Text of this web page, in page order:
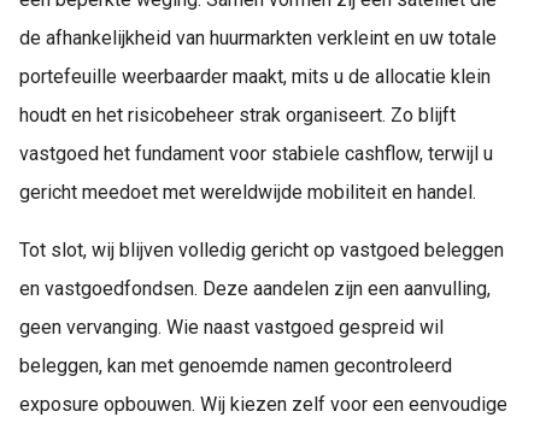
de afhankelijkheid van huurmarkten verkleint en uw totale
portefeuille weerbaarder maakt, mits u de allocatie klein
houdt en het risicobeheer strak organiseert. Zo blijft
vastgoed het fundament voor stabiele cashflow, terwijl u
gericht meedoet met wereldwijde mobiliteit en handel.
Tot slot, wij blijven volledig gericht op vastgoed beleggen
en vastgoedfondsen. Deze aandelen zijn een aanvulling,
geen vervanging. Wie naast vastgoed gespreid wil
beleggen, kan met genoemde namen gecontroleerd
exposure opbouwen. Wij kiezen zelf voor een eenvoudige